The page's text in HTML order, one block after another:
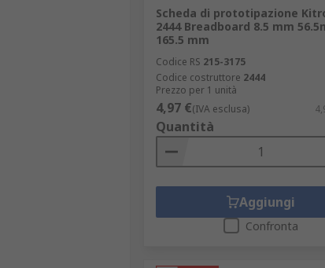
Scheda di prototipazione
2444 Breadboard 8.5 mm
165.5 mm
Codice RS 215-3175
Codice costruttore 2444
Prezzo per 1 unità
4,97 €(IVA esclusa)
Quantità
Aggiungi
Confronta